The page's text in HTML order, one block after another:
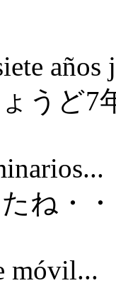
años
うど7
ね・
móvil...